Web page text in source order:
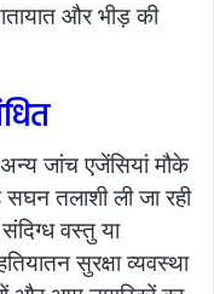
और भीड़ की
जांच एजेंसियां मौके
तलाशी ली जा रही
वस्तु या
सुरक्षा व्यवस्था